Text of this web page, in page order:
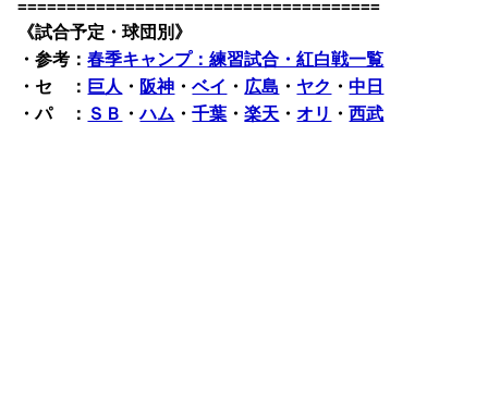
=====================================
《試合予定・球団別》
・参考：春季キャンプ：練習試合・紅白戦一覧
・セ ： 巨人 ・ 阪神 ・ベイ ・ 広島 ・ ヤク ・中日
・パ ： ＳＢ ・ハム ・千葉 ・楽天 ・オリ ・西武